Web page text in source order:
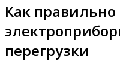
Как правильно
перегрузки